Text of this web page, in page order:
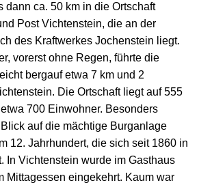
dann ca. 50 km in die Ortschaft
Post Vichtenstein, die an der
des Kraftwerkes Jochenstein liegt.
vorerst ohne Regen, führte die
bergauf etwa 7 km und 2
Die Ortschaft liegt auf 555
700 Einwohner. Besonders
auf die mächtige Burganlage
12. Jahrhundert, die sich seit 1860 in
In Vichtenstein wurde im Gasthaus
Mittagessen eingekehrt. Kaum war